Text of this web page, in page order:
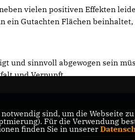
vielen positiven Effekten
ein Gutachten Flächen
und sinnvoll abgewogen sein
und Vernunft.
CDU
sind, um die
Für die Verwendung
finden Sie in unserer